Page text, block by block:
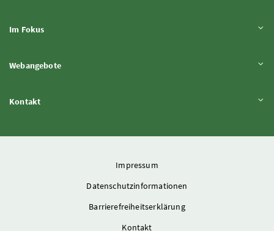
Im FokusInhalt aufklappen
WebangeboteInhalt aufklappen
KontaktInhalt aufklappen
Impressum
Datenschutzinformationen
Barrierefreiheitserklärung
Kontakt